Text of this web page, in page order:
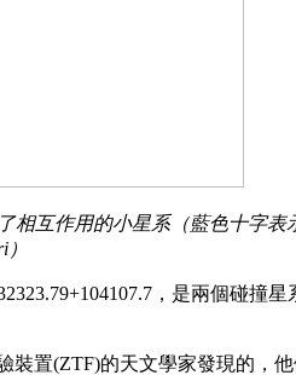
相互作用的小星系（藍色十字
，是兩個碰撞
裝置(ZTF)的天文學家發現的